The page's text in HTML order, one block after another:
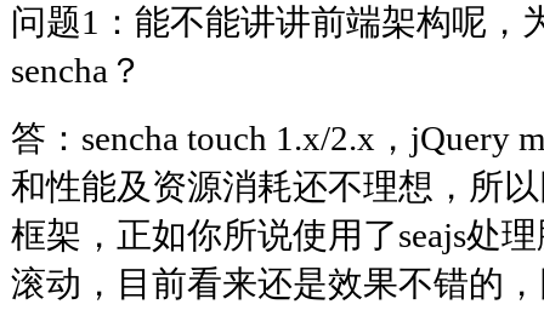
问题1：能不能讲讲前端架构呢，
sencha？
答：sencha touch 1.x/2.x，jQuery
和性能及资源消耗还不理想，所
框架，正如你所说使用了seajs处
滚动，目前看来还是效果不错的